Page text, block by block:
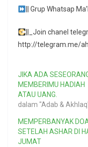
|| Grup Whatsap
||_Join chanel
http://telegram.me/
JIKA ADA
MEMBERIMU HADIAH
ATAU UANG.
dalam "Adab &
MEMPERBANYAK
SETELAH ASHAR DI
JUMAT